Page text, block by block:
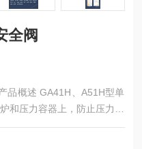
全阀
、A51H型单
和压力容器上，防止压力超
。